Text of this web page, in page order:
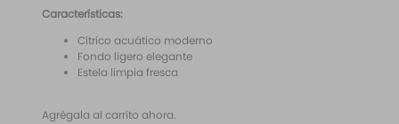
Características:
Cítrico acuático moderno
Fondo ligero elegante
Estela limpia fresca
Agrégala al carrito ahora.